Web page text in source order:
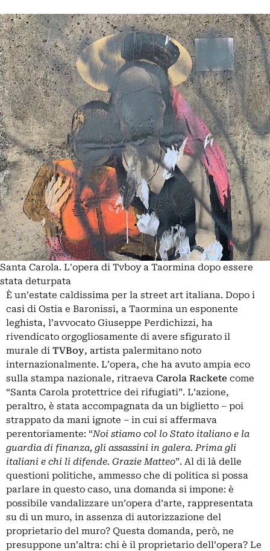
Santa Carola. L'opera di Tvboy a Taormina dopo essere
stata deturpata
È un’estate caldissima per la street art italiana. Dopo i
casi di Ostia e Baronissi, a Taormina un esponente
leghista, l’avvocato Giuseppe Perdichizzi, ha
rivendicato orgogliosamente di avere sfigurato il
murale di TVBoy, artista palermitano noto
internazionalmente. L’opera, che ha avuto ampia eco
sulla stampa nazionale, ritraeva Carola Rackete come
“Santa Carola protettrice dei rifugiati”. L’azione,
peraltro, è stata accompagnata da un biglietto – poi
strappato da mani ignote – in cui si affermava
perentoriamente: “Noi stiamo col lo Stato italiano e la
guardia di finanza, gli assassini in galera. Prima gli
italiani e chi li difende. Grazie Matteo”. Al di là delle
questioni politiche, ammesso che di politica si possa
parlare in questo caso, una domanda si impone: è
possibile vandalizzare un’opera d’arte, rappresentata
su di un muro, in assenza di autorizzazione del
proprietario del muro? Questa domanda, però, ne
presuppone un’altra: chi è il proprietario dell’opera? Le